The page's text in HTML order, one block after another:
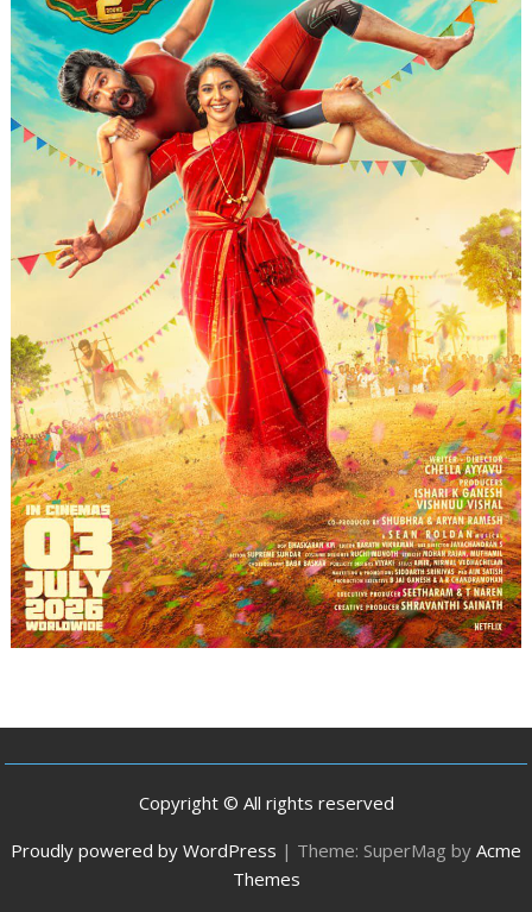
Copyright © All rights reserved
Proudly powered by WordPress | Theme: SuperMag by Acme
Themes